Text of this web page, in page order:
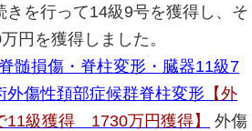
きを行って14級9号を獲得し、そ
円を獲得しました。
脊髄損傷・脊柱変形・臓器11級7
外傷性頚部症候群脊柱変形 【外
11級獲得 1730万円獲得】
外傷